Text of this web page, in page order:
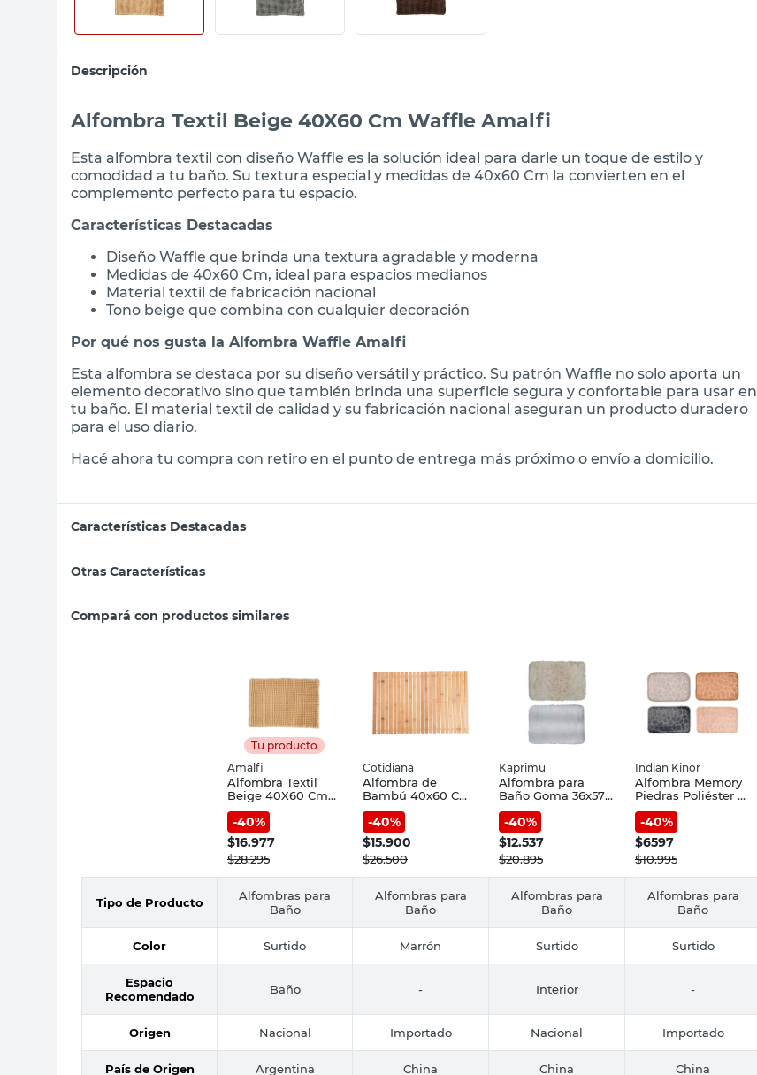
Descripción
Alfombra Textil Beige 40X60 Cm Waffle Amalfi
Esta alfombra textil con diseño Waffle es la solución ideal para darle un toque de estilo y
comodidad a tu baño. Su textura especial y medidas de 40x60 Cm la convierten en el
complemento perfecto para tu espacio.
Características Destacadas
Diseño Waffle que brinda una textura agradable y moderna
Medidas de 40x60 Cm, ideal para espacios medianos
Material textil de fabricación nacional
Tono beige que combina con cualquier decoración
Por qué nos gusta la Alfombra Waffle Amalfi
Esta alfombra se destaca por su diseño versátil y práctico. Su patrón Waffle no solo aporta un
elemento decorativo sino que también brinda una superficie segura y confortable para usar en
tu baño. El material textil de calidad y su fabricación nacional aseguran un producto duradero
para el uso diario.
Hacé ahora tu compra con retiro en el punto de entrega más próximo o envío a domicilio.
Características Destacadas
Otras Características
Compará con productos similares
Tu producto
Amalfi
Alfombra Textil
Beige 40X60 Cm
Waffle Amalfi
-40%
$16.977
$28.295
Cotidiana
Alfombra de
Bambú 40x60 Cm
Enrollable
Cotidiana
-40%
$15.900
$26.500
Kaprimu
Alfombra para
Baño Goma 36x57
Cm Kaprimu
-40%
$12.537
$20.895
Indian Kinor
Alfombra Memory
Piedras Poliéster y
PVC Surtido 40x60
Cm Indian Kinor
-40%
$6597
$10.995
Tipo de Producto
Alfombras para
Baño
Alfombras para
Baño
Alfombras para
Baño
Alfombras para
Baño
Color Surtido Marrón Surtido Surtido
Espacio
Recomendado
Baño - Interior -
Origen Nacional Importado Nacional Importado
País de Origen Argentina China China China